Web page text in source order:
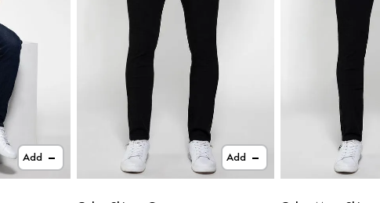
Add Add